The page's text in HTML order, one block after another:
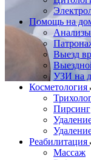
Помощь на
Выезд
УЗИ на
Косметология
Пирсинг
Реабилитация
Массаж